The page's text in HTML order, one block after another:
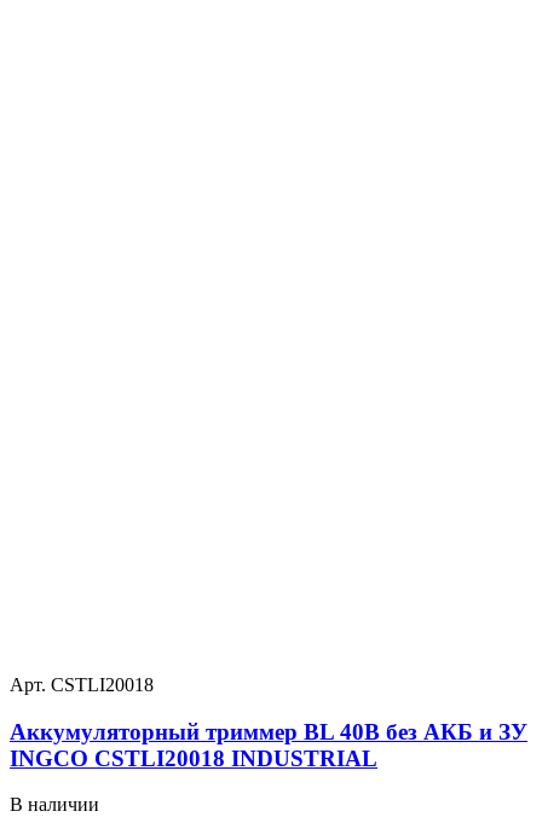
Арт. CSTLI20018
Аккумуляторный триммер BL 40В без АКБ и ЗУ
INGCO CSTLI20018 INDUSTRIAL
В наличии